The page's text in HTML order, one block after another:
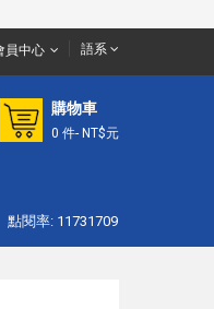
員中心 語系
購物車
0 件- NT$元
點閱率: 11731709